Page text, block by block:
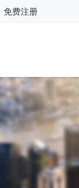
免费注册